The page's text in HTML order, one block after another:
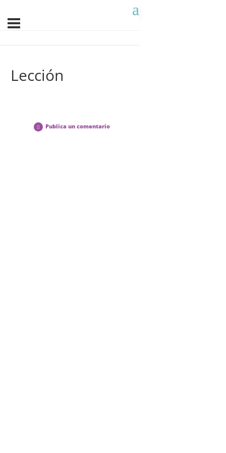
Lección
Publica un comentario